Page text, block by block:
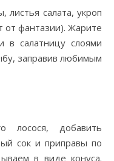
салата, укроп
от фантазии). Жарите
в салатницу слоями
заправив любимым
лосося, добавить
сок и приправы по
в виде конуса.